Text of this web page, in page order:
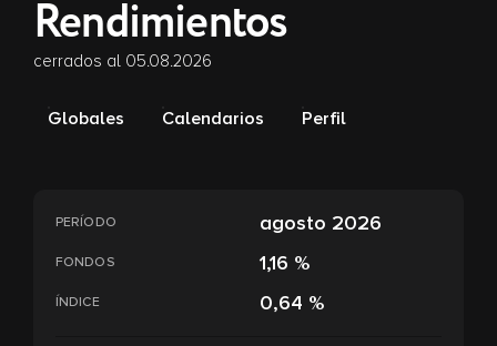
Rendimientos
cerrados al 05.08.2026
Globales Calendarios Perfil
PERÍODO agosto 2026
FONDOS 1,16 %
ÍNDICE 0,64 %